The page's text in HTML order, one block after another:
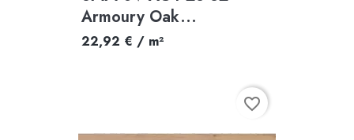
Armoury Oak...
22,92 € / m²
favorite_border